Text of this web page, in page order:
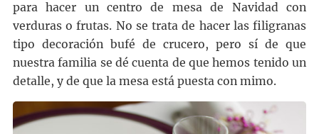
para hacer un centro de mesa de Navidad con
verduras o frutas. No se trata de hacer las filigranas
tipo decoración bufé de crucero, pero sí de que
nuestra familia se dé cuenta de que hemos tenido un
detalle, y de que la mesa está puesta con mimo.